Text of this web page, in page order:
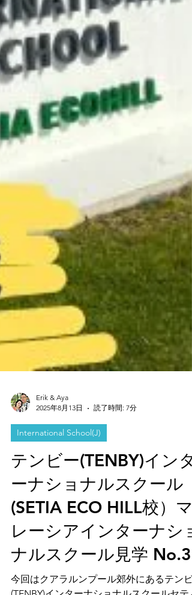
2025年8月13日
読了時間: 7分
International School(J)
テンビー(TENBY)インタ
ーナショナルスクール
(SETIA ECO HILL校）マ
レーシアインターナショ
ナルスクール見学 No.33